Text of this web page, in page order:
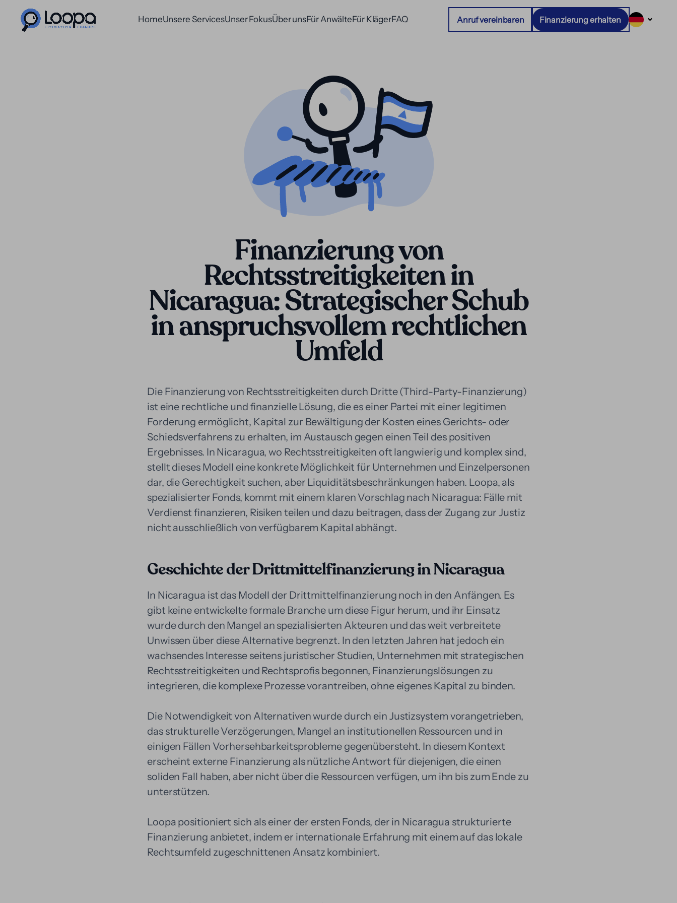
HomeUnsere ServicesUnser FokusÜber unsFür AnwälteFür KlägerFAQ Anruf vereinbaren Finanzierung erhalten
Finanzierung von
Rechtsstreitigkeiten in
Nicaragua: Strategischer Schub
in anspruchsvollem rechtlichen
Umfeld
Die Finanzierung von Rechtsstreitigkeiten durch Dritte (Third-Party-Finanzierung)
ist eine rechtliche und finanzielle Lösung, die es einer Partei mit einer legitimen
Forderung ermöglicht, Kapital zur Bewältigung der Kosten eines Gerichts- oder
Schiedsverfahrens zu erhalten, im Austausch gegen einen Teil des positiven
Ergebnisses. In Nicaragua, wo Rechtsstreitigkeiten oft langwierig und komplex sind,
stellt dieses Modell eine konkrete Möglichkeit für Unternehmen und Einzelpersonen
dar, die Gerechtigkeit suchen, aber Liquiditätsbeschränkungen haben. Loopa, als
spezialisierter Fonds, kommt mit einem klaren Vorschlag nach Nicaragua: Fälle mit
Verdienst finanzieren, Risiken teilen und dazu beitragen, dass der Zugang zur Justiz
nicht ausschließlich von verfügbarem Kapital abhängt.
Geschichte der Drittmittelfinanzierung in Nicaragua
In Nicaragua ist das Modell der Drittmittelfinanzierung noch in den Anfängen. Es
gibt keine entwickelte formale Branche um diese Figur herum, und ihr Einsatz
wurde durch den Mangel an spezialisierten Akteuren und das weit verbreitete
Unwissen über diese Alternative begrenzt. In den letzten Jahren hat jedoch ein
wachsendes Interesse seitens juristischer Studien, Unternehmen mit strategischen
Rechtsstreitigkeiten und Rechtsprofis begonnen, Finanzierungslösungen zu
integrieren, die komplexe Prozesse vorantreiben, ohne eigenes Kapital zu binden.
Die Notwendigkeit von Alternativen wurde durch ein Justizsystem vorangetrieben,
das strukturelle Verzögerungen, Mangel an institutionellen Ressourcen und in
einigen Fällen Vorhersehbarkeitsprobleme gegenübersteht. In diesem Kontext
erscheint externe Finanzierung als nützliche Antwort für diejenigen, die einen
soliden Fall haben, aber nicht über die Ressourcen verfügen, um ihn bis zum Ende zu
unterstützen.
Loopa positioniert sich als einer der ersten Fonds, der in Nicaragua strukturierte
Finanzierung anbietet, indem er internationale Erfahrung mit einem auf das lokale
Rechtsumfeld zugeschnittenen Ansatz kombiniert.